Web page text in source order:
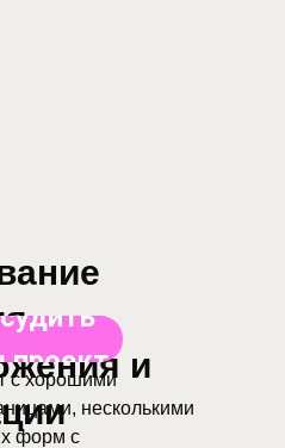
с хорошими
несколькими
форм с
и
проект